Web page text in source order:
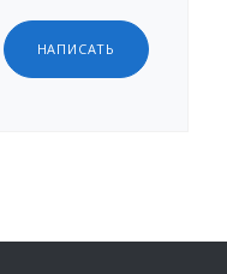
НАПИСАТЬ